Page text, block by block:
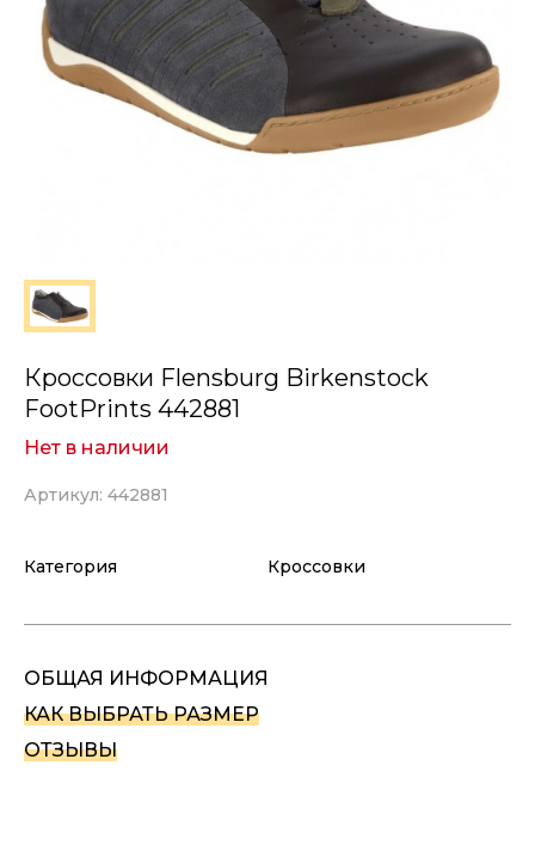
Кроссовки Flensburg Birkenstock
FootPrints 442881
Нет в наличии
Артикул: 442881
Категория Кроссовки
ОБЩАЯ ИНФОРМАЦИЯ
КАК ВЫБРАТЬ РАЗМЕР
ОТЗЫВЫ